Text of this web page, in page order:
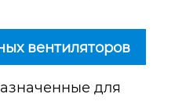
вентиляторов
для